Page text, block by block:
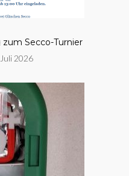
Secco-Turnier
2026